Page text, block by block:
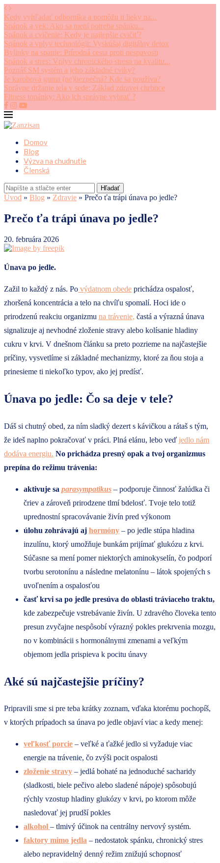
Kedy vyhľadať odborníka a pomôžu ti lieky na...
Spánok a vek: Ako sa mení potreba spánku...
Spánok a cvičenie: Kedy je najlepšie cvičiť?
Spánok a vplyv technológii: Vyskúšaj digitálny detox
Bylinky na spanie: Prírodná cesta proti nespavosti
Spánok a stres: Vplyv chronického stresu na kvalitu...
Poznáš SM systém a jeho základné cviky?
Je karobová guma (ne)bezpečná? Kde sa používa?
Správne držanie tela v sede: Základ zdravej chrbtice
Fitness topánky: Ako ich správne vybrať ?
Domov
Blog
Výzva na chudnutie
Členská
Hľadať
Úvod » Blog » Zdravie » Prečo ťa trápi únava po jedle?
Prečo ťa trápi únava po jedle?
20. februára 2026
Únava po jedle.
Zažil to každý z nás. Po výdatnom obede prichádza ospalosť,
zhoršená koncentrácia a telo na chvíľu spomalí. Hoci ide o
prirodzenú reakciu organizmu na trávenie, častá a výrazná únava
signalizuje aj nevhodné zloženie stravy alebo kolísanie hladiny
cukru v krvi. V dnešnom článku sa preto pozrieme na najčastejšie
príčiny, vysvetlíme si základné mechanizmy, ktoré za ňou stoja a
prinesieme ti niekoľko typov, ako jej predísť.
Únava po jedle: Čo sa deje v tele?
Dáš si chutný obed, za ním sladký dezert s kávičkou a rátaš s tým,
že ideš naplno pokračovať v práci. Plná elánu, lebo veď jedlo nám
dodáva energiu. No prichádza presný opak a tvoj organizmus
prepína do režimu trávenia:
aktivuje sa parasympatikus – podporuje činnosť žalúdka či
čriev a zároveň prirodzene tlmí bdelosť. Tvoje telo totiž
uprednostní spracovávanie živín pred výkonom
úlohu zohrávajú aj hormóny – po jedle stúpa hladina
inzulínu, ktorý umožňuje bunkám prijímať glukózu z krvi.
Súčasne sa mení pomer niektorých aminokyselín, čo podporí
tvorbu serotonínu a následne melatonínu – látok spojených s
uvoľnením a ospalosťou
časť krvi sa po jedle presúva do oblasti tráviaceho traktu,
kde zabezpečuje vstrebávanie živín. U zdravého človeka tento
presun zvyčajne nespôsobí výrazný pokles prekrvenia mozgu,
no v kombinácii s hormonálnymi zmenami a veľkým
objemom jedla prispieva k pocitu únavy
Aké sú najčastejšie príčiny?
Pripravili sme si pre teba krátky zoznam, vďaka ktorému pochopíš,
v ktorých prípadoch sa únava po jedle objaví viac a kedy menej:
veľkosť porcie – veľké a ťažké jedlo si vyžaduje viac
energie na trávenie, čo zvýši pocit ospalosti
zloženie stravy – jedlá bohaté na jednoduché sacharidy
(sladkosti, biele pečivo alebo sladené nápoje) spôsobujú
rýchly vzostup hladiny glukózy v krvi, po ktorom môže
nasledovať jej prudší pokles
alkohol – tlmivý účinok na centrálny nervový systém.
faktory mimo jedla – nedostatok spánku, chronický stres
alebo nepravidelný denný režim znižujú schopnosť